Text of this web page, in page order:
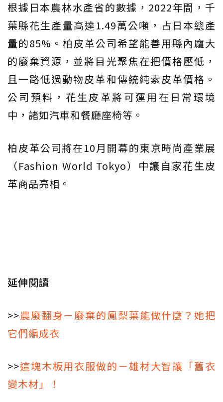
根據日本農林水產省的數據，2022年間，千
葉縣花生產量高達1.49萬公噸，占日本總產
量的85%。柏皮革公司希望能善用縣內龐大
的廢棄資源，並將目光聚焦在把價格壓低，
且一路低過動物皮革和傳統純素皮革價格。
公司預料，花生皮革將可運用在日常環境
中，諸如汽車和餐廳座椅等。
柏皮革公司將在10月開幕的東京時尚產業展
（Fashion World Tokyo）中讓自家花生皮
革商品亮相。
延伸閱讀
>>農廢翻身－廢棄的鳳梨葉能做什麼？她把
它們編成衣
>>這塊木板用衣服做的－雄材大智讓「舊衣
變木材」！